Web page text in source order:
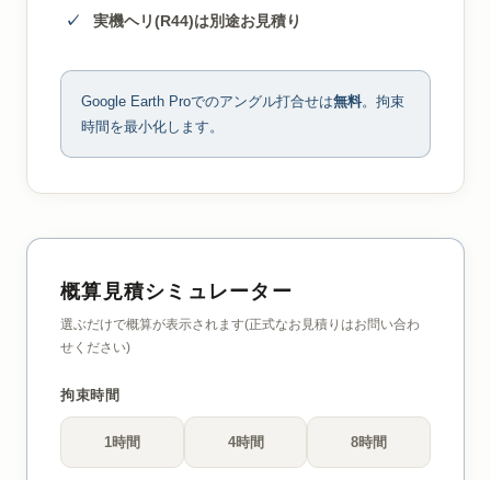
実機ヘリ(R44)は別途お見積り
Google Earth Proでのアングル打合せは無料。拘束
時間を最小化します。
概算見積シミュレーター
選ぶだけで概算が表示されます(正式なお見積りはお問い合わ
せください)
拘束時間
1時間 4時間 8時間